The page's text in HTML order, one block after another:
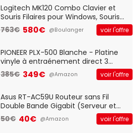
QWERTY UK - Noir
Logitech MK120 Combo Clavier et
Souris Filaires pour Windows, Souris
Optique Filaire, Connexion USB Plug
And Play, Confortable, Taille
QWERTY UK - Noir
763€ 580€ @Boulanger voir l'offre
PIONEER PLX-500 Blanche - Platine
vinyle à entraénement direct 3
vitesses (33-45-78 trs/min) avec
pre-ampli intégré et port USB
385€ 349€ @Amazon voir l'offre
Asus RT-AC59U Routeur sans Fil
Double Bande Gigabit (Serveur et
Client VPN, Triple Vlan, Mode Point
d'accès et Bridge, contrôle Parental,
50€ 40€ @Amazon voir l'offre